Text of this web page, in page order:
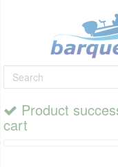
Product
cart